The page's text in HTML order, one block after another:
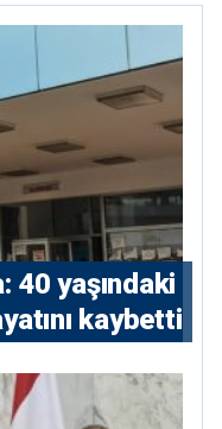
40 yaşındaki
kaybetti